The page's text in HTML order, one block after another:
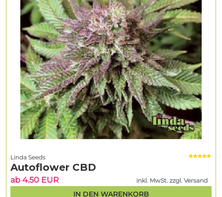
Linda Seeds
Autoflower CBD
ab 4.50 EUR inkl. MwSt. zzgl. Versand
IN DEN WARENKORB